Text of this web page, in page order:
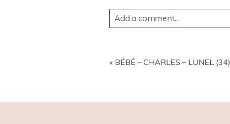
Add a comment...
« BÉBÉ – CHARLES – LUNEL (34)